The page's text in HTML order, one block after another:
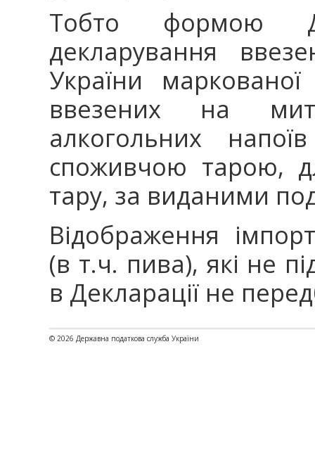
Тобто формою
декларування
України маркованої
ввезених на
алкогольних
споживчою тарою,
тару, за виданими
Відображення
(в т.ч. пива), які не
в Декларації не
© 2026 Державна податкова служба України